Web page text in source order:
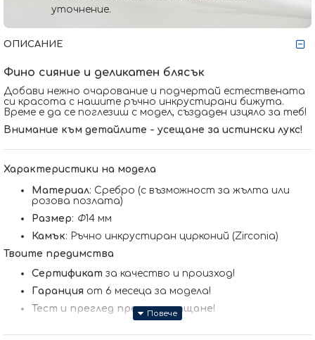
уточнение.
ОПИСАНИЕ
Фино сияние и деликатен блясък
Добави нежно очарование и подчертай естествената
си красота с нашите ръчно инкрустирани бижута.
Време е да се поглезиш с модел, създаден изцяло за теб!
Внимание към детайлите - усещане за истински лукс!
Характеристики на модела
Материал: Сребро (с възможност за жълта или
розова позлата)
Размер: Ф14 мм
Камък: Ръчно инкрустиран цирконий (Zirconia)
Твоите предимства
Сертификат за качество и произход!
Гаранция от 6 месеца за модела!
Тест и преглед преди заплащане!